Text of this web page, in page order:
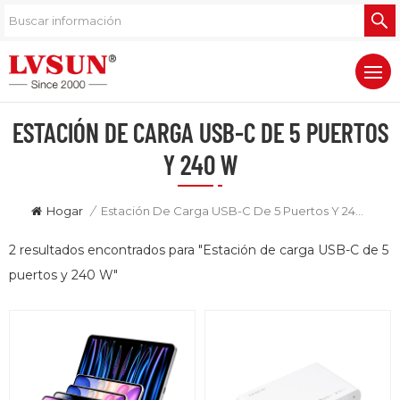
ESTACIÓN DE CARGA USB-C DE 5 PUERTOS
Y 240 W
Hogar /
2 resultados encontrados para "Estación de carga USB-C de 5
puertos y 240 W"